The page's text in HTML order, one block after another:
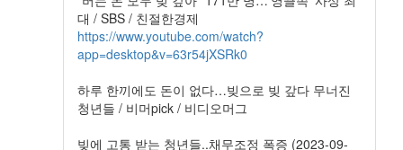
대 / SBS / 친절한경제
https://www.youtube.com/watch?
app=desktop&v=63r54jXSRk0
하루 한끼에도 돈이 없다…빚으로 빚 갚다 무너진
청년들 / 비머pick / 비디오머그
빚에 고통 받는 청년들..채무조정 폭증 (2023-09-